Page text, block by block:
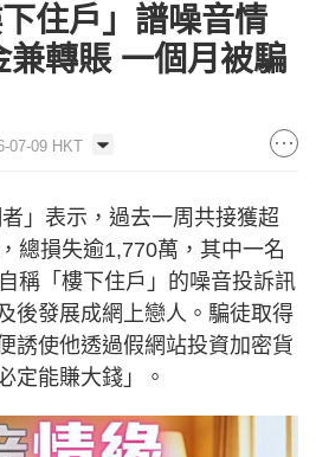
住戶」譜噪音情
兼轉賬 一個月被騙
07-09 HKT
」表示，過去一周共接獲超
總損失逾1,770萬，其中一名
稱「樓下住戶」的噪音投訴訊
後發展成網上戀人。騙徒取得
誘使他透過假網站投資加密貨
定能賺大錢」。